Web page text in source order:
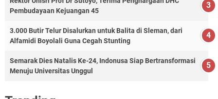
Pembudayaan Kejuangan 45
3.000 Butir Telur Disalurkan untuk Balita di Sleman, dari
Alfamidi Boyolali Guna Cegah Stunting
Semarak Dies Natalis Ke-24, Indonusa Siap Bertransformasi
Menuju Universitas Unggul